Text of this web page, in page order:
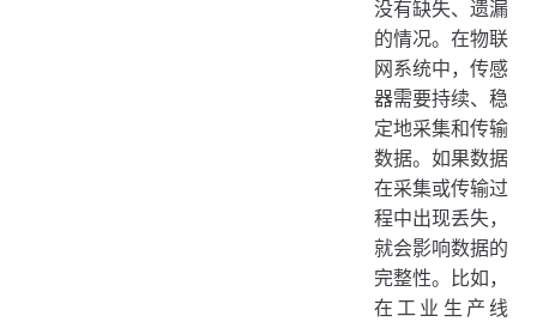
没有缺失、遗漏
的情况。在物联
网系统中，传感
器需要持续、稳
定地采集和传输
数据。如果数据
在采集或传输过
程中出现丢失，
就会影响数据的
完整性。比如，
在工业生产线